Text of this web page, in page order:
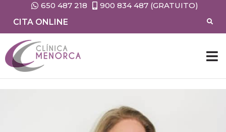
650 487 218
900 834 487 (GRATUITO)
CITA ONLINE